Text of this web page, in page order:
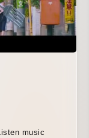
music